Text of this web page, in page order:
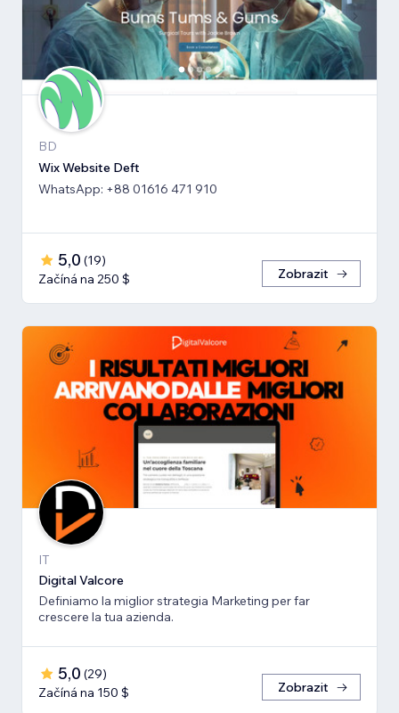
BD
Wix Website Deft
WhatsApp: +88 01616 471 910
5,0 (19)
Začíná na 250 $
Zobrazit
IT
Digital Valcore
Definiamo la miglior strategia Marketing per far
crescere la tua azienda.
5,0 (29)
Začíná na 150 $
Zobrazit